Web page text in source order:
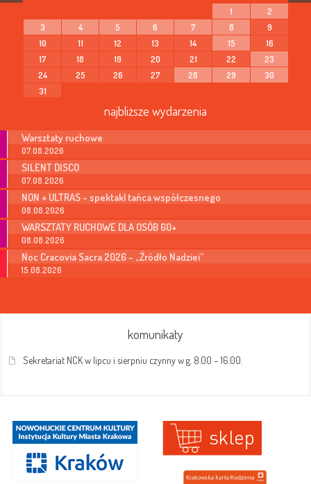
1
2
3
4 5 6 7 8
9
10
11 12 13 14 15
16
17
18 19 20 21 22
23
24
25 26 27 28 29
30
31
najbliższe wydarzenia
Warsztaty ruchowe
07.08.2026
SILENT DISCO
07.08.2026
NON + ULTRAS – spektakl tańca współczesnego
08.08.2026
WARSZTATY RUCHOWE DLA OSÓB 60+
08.08.2026
Noc Cracovia Sacra 2026 – „Źródło Nadziei”
15.08.2026
komunikaty
Sekretariat NCK w lipcu i sierpniu czynny w g. 8.00 – 16.00.